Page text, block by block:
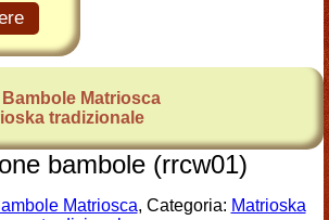
Bambole Matriosca
tradizionale
bambole (rrcw01)
Matriosca, Categoria: Matrioska